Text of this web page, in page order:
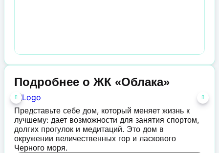
Подробнее о ЖК «Облака»
Представьте себе дом, который меняет жизнь к
лучшему: дает возможности для занятия спортом,
долгих прогулок и медитаций. Это дом в
окружении величественных гор и ласкового
Черного моря.